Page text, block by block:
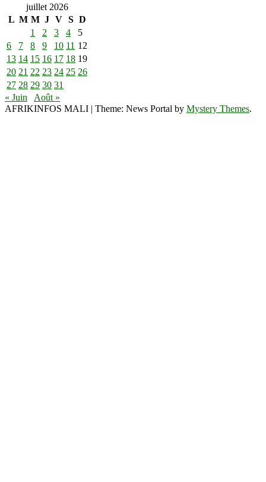
juillet 2026
L M M J V S D
1
2 3 4
5
6
7 8 9 10 11 12
13 14 15 16 17 18 19
20 21 22 23 24 25 26
27 28 29 30 31
« Juin
Août »
AFRIKINFOS MALI | Theme: News Portal by Mystery Themes.